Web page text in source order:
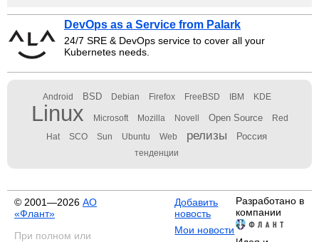
DevOps as a Service from Palark
24/7 SRE & DevOps service to cover all your
Kubernetes needs.
Android BSD Debian Firefox FreeBSD IBM KDE
Linux Microsoft Mozilla Novell Open Source Red
Hat SCO Sun Ubuntu Web релизы Россия
тенденции
© 2001—2026 АО
«Флант»
При полном или
Добавить
новость
Мои новости
Разработано в
компании